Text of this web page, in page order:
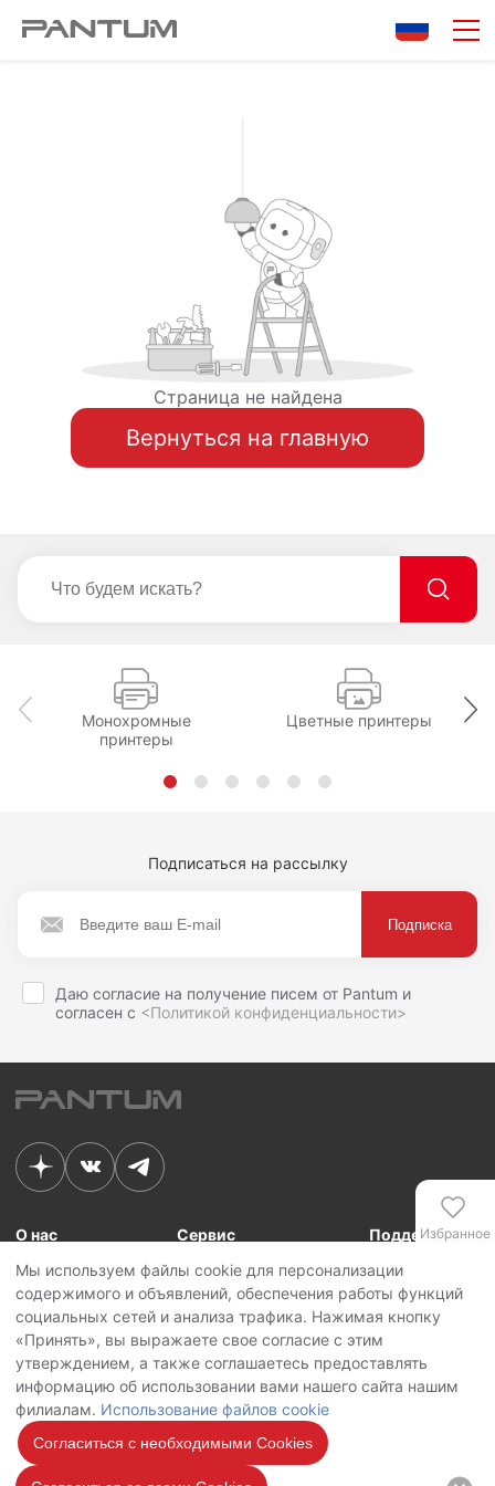
Страница не найдена
Вернуться на главную
Монохромные
принтеры
Цветные принтеры
Подписаться на рассылку
Даю согласие на получение писем от Pantum и
согласен с <Политикой конфиденциальности>
Мы используем файлы cookie для персонализации
содержимого и объявлений, обеспечения работы функций
социальных сетей и анализа трафика. Нажимая кнопку
«Принять», вы выражаете свое согласие с этим
утверждением, а также соглашаетесь предоставлять
информацию об использовании вами нашего сайта нашим
филиалам. Использование файлов cookie
Согласиться с необходимыми Cookies
Избранное
Сравнение
О нас
Связь с Pantum
Новости
Контакты
Сервис
Сервисные центры
Сервисная политика
Поддержка
Для сотрудников
Для партнеров
Личный кабинет
Copyright © 2026 Pantum International Limited. Все права защищены
Политика конфиденциальности
Политика обработки персональных данных
Использование файлов cookie